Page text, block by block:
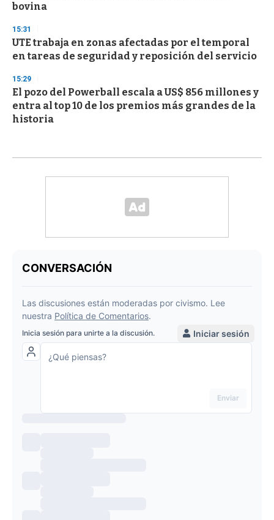
bovina
15:31
UTE trabaja en zonas afectadas por el temporal
en tareas de seguridad y reposición del servicio
15:29
El pozo del Powerball escala a US$ 856 millones y
entra al top 10 de los premios más grandes de la
historia